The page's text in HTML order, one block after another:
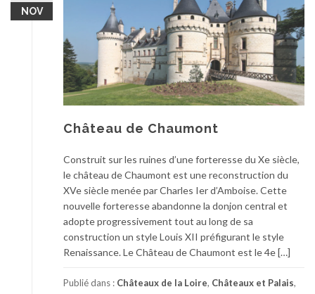
NOV
Château de Chaumont
Construit sur les ruines d’une forteresse du Xe siècle,
le château de Chaumont est une reconstruction du
XVe siècle menée par Charles Ier d’Amboise. Cette
nouvelle forteresse abandonne la donjon central et
adopte progressivement tout au long de sa
construction un style Louis XII préfigurant le style
Renaissance. Le Château de Chaumont est le 4e […]
Publié dans : Châteaux de la Loire, Châteaux et Palais,